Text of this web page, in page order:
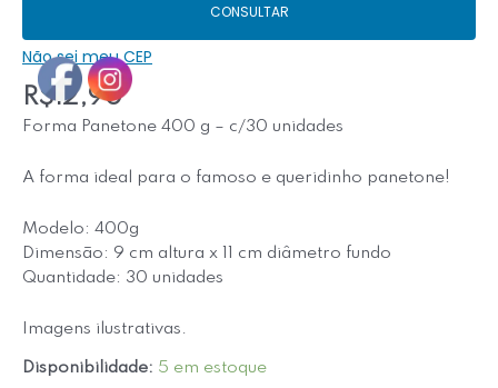
CONSULTAR
Não sei meu CEP
R$12,90
Forma Panetone 400 g – c/30 unidades
A forma ideal para o famoso e queridinho panetone!
Modelo: 400g
Dimensão: 9 cm altura x 11 cm diâmetro fundo
Quantidade: 30 unidades
Imagens ilustrativas.
Disponibilidade: 5 em estoque